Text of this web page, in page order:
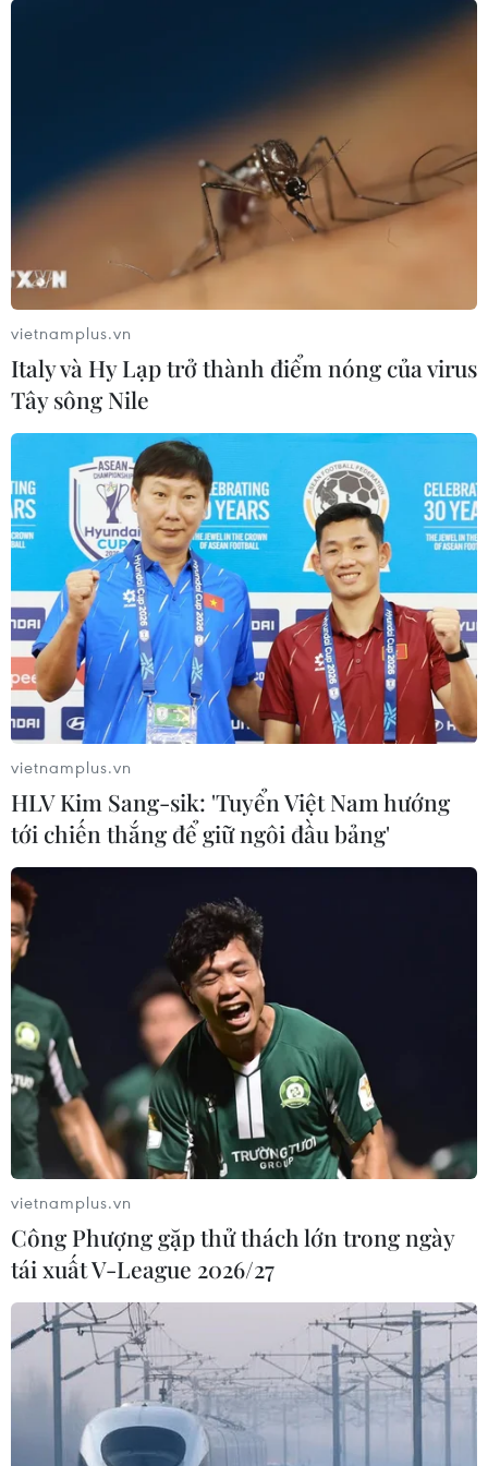
TIN CÙNG CHUYÊN MỤC
Iran và Oman thống nhất mở lại eo
biển Hormuz trong 60 ngày
vietnamplus.vn
Italy và Hy Lạp trở thành điểm nóng của virus
Tây sông Nile
vietnamplus.vn
HLV Kim Sang-sik: 'Tuyển Việt Nam hướng
tới chiến thắng để giữ ngôi đầu bảng'
vietnamplus.vn
Công Phượng gặp thử thách lớn trong ngày
tái xuất V-League 2026/27